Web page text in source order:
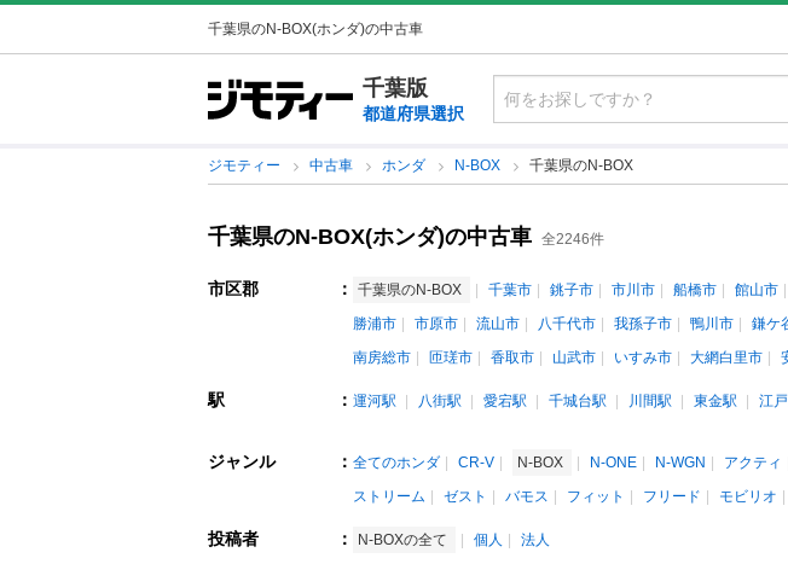
千葉県のN-BOX(ホンダ)の中古車
千葉版
都道府県選択
ジモティー 中古車 ホンダ N-BOX 千葉県のN-BOX
千葉県のN-BOX(ホンダ)の中古車 全2246件
市区郡 ： 千葉県のN-BOX 千葉市 銚子市 市川市 船橋市 館山市
勝浦市
市原市 流山市 八千代市 我孫子市 鴨川市 鎌ケ
南房総市
匝瑳市 香取市 山武市 いすみ市 大網白里市
駅 ： 運河駅 八街駅 愛宕駅 千城台駅 川間駅 東金駅 江
ジャンル ： 全てのホンダ CR-V N-BOX N-ONE N-WGN アクティ
ストリーム
ゼスト バモス フィット フリード モビリオ
投稿者 ： N-BOXの全て 個人 法人